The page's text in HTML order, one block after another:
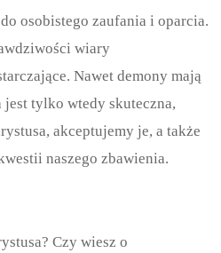
osobistego zaufania i oparcia.
wiary
Nawet demony mają
tylko wtedy skuteczna,
akceptujemy je, a także
naszego zbawienia.
Czy wiesz o